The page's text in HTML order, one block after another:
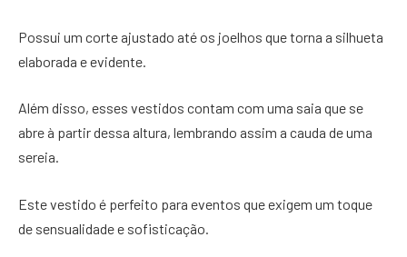
Possui um corte ajustado até os joelhos que torna a silhueta
elaborada e evidente.
Além disso, esses vestidos contam com uma saia que se
abre à partir dessa altura, lembrando assim a cauda de uma
sereia.
Este vestido é perfeito para eventos que exigem um toque
de sensualidade e sofisticação.